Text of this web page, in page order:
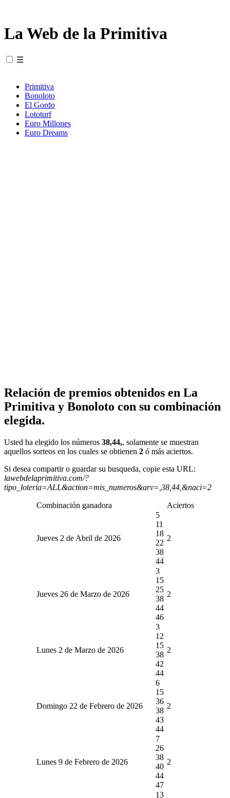
La Web de la Primitiva
☰
Primitiva
Bonoloto
El Gordo
Lototurf
Euro Millones
Euro Dreams
Relación de premios obtenidos en La
Primitiva y Bonoloto con su combinación
elegida.
Usted ha elegido los números 38,44,, solamente se muestran
aquellos sorteos en los cuales se obtienen 2 ó más aciertos.
Si desea compartir o guardar su busqueda, copie esta URL:
lawebdelaprimitiva.com/?
tipo_loteria=ALL&action=mis_numeros&arv=,38,44,&naci=2
Combinación ganadora Aciertos
Jueves 2 de Abril de 2026
5
11
18
22
38
44
2
Jueves 26 de Marzo de 2026
3
15
25
38
44
46
2
Lunes 2 de Marzo de 2026
3
12
15
38
42
44
2
Domingo 22 de Febrero de 2026
6
15
36
38
43
44
2
Lunes 9 de Febrero de 2026
7
26
38
40
44
47
2
13